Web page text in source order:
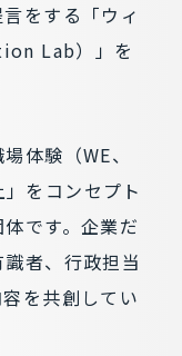
をする「ウィ
Lab）」を
体験（WE、
をコンセプト
です。企業だ
者、行政担当
を共創してい